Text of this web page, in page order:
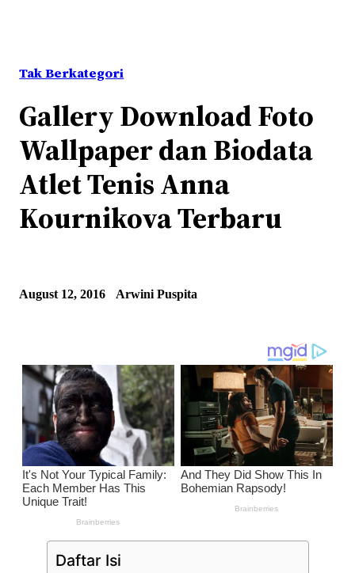
Tak Berkategori
Gallery Download Foto
Wallpaper dan Biodata
Atlet Tenis Anna
Kournikova Terbaru
August 12, 2016 Arwini Puspita
Daftar Isi